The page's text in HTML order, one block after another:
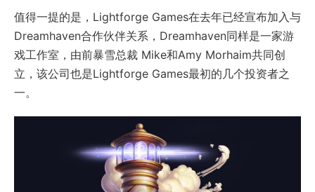
值得一提的是，Lightforge Games在去年已经宣布加入与
Dreamhaven合作伙伴关系，Dreamhaven同样是一家游
戏工作室，由前暴雪总裁 Mike和Amy Morhaim共同创
立，该公司也是Lightforge Games最初的几个投资者之
一。